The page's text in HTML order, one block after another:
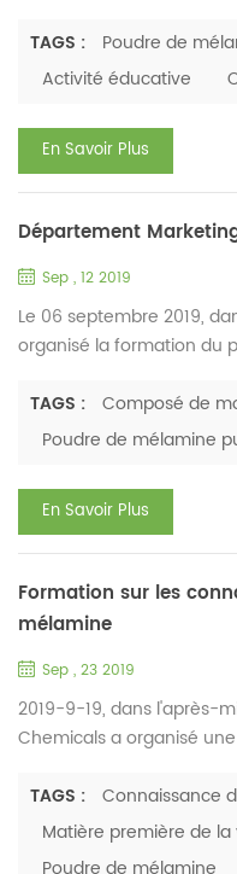
largement les
professionnelles et les
la prévention et du
TAGS :
Poudre de
Activité éducative
En Savoir Plus
Département
Sep , 12 2019
Le 06 septembre 2019,
organisé la formation du
composé de moulage
moulage de vitrage .
dans le travail, analysé
mélamine pure ...
TAGS :
Composé de
Poudre de mélamine
En Savoir Plus
Formation sur les
mélamine
Sep , 23 2019
2019-9-19, dans l'après-
Chemicals a organisé
principalement sur
développement de la
de moulage de
TAGS :
Connaissance
Matière première de la
Poudre de mélamine